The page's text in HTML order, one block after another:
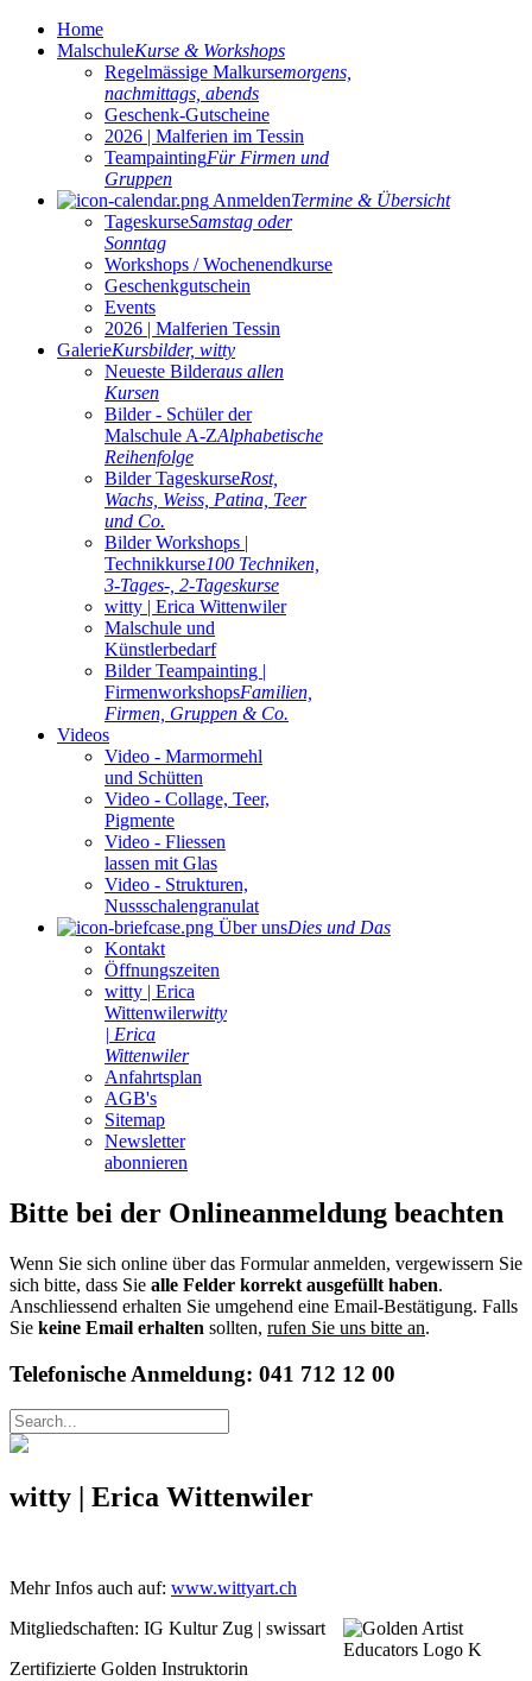
Home
MalschuleKurse & Workshops
Regelmässige Malkursemorgens,
nachmittags, abends
Geschenk-Gutscheine
2026 | Malferien im Tessin
TeampaintingFür Firmen und
Gruppen
AnmeldenTermine & Übersicht
TageskurseSamstag oder
Sonntag
Workshops / Wochenendkurse
Geschenkgutschein
Events
2026 | Malferien Tessin
GalerieKursbilder, witty
Neueste Bilderaus allen
Kursen
Bilder - Schüler der
Malschule A-ZAlphabetische
Reihenfolge
Bilder TageskurseRost,
Wachs, Weiss, Patina, Teer
und Co.
Bilder Workshops |
Technikkurse100 Techniken,
3-Tages-, 2-Tageskurse
witty | Erica Wittenwiler
Malschule und
Künstlerbedarf
Bilder Teampainting |
FirmenworkshopsFamilien,
Firmen, Gruppen & Co.
Videos
Video - Marmormehl
und Schütten
Video - Collage, Teer,
Pigmente
Video - Fliessen
lassen mit Glas
Video - Strukturen,
Nussschalengranulat
Über unsDies und Das
Kontakt
Öffnungszeiten
witty | Erica
Wittenwilerwitty
| Erica
Wittenwiler
Anfahrtsplan
AGB's
Sitemap
Newsletter
abonnieren
Bitte bei der Onlineanmeldung beachten
Wenn Sie sich online über das Formular anmelden, vergewissern Sie
sich bitte, dass Sie alle Felder korrekt ausgefüllt haben.
Anschliessend erhalten Sie umgehend eine Email-Bestätigung. Falls
Sie keine Email erhalten sollten, rufen Sie uns bitte an.
Telefonische Anmeldung: 041 712 12 00
witty | Erica Wittenwiler
Mehr Infos auch auf: www.wittyart.ch
Mitgliedschaften: IG Kultur Zug | swissart
Zertifizierte Golden Instruktorin